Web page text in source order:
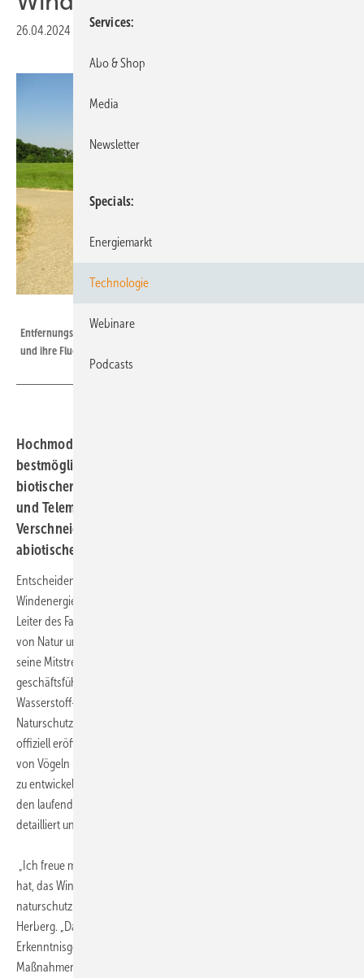
26.04.2024 Druckvorschau
Entfernungsmessgerät: Mit dem Laser-Range-Finder können Vögel verfolgt
und ihre Flugbahnen aufgezeichnet werden.
Hochmoderne Messinstrumente ermöglichen
bestmöglichen Erkenntnisgewinn durch Auswertung
biotischer Erfassungen untereinander wie etwa Radar
und Telemetrie als auch durch zielgerichtete
Verschneidung dieser ökologischen Daten mit den
abiotischen Messdaten.
Entscheidende Erkenntnisgewinne für das bessere Miteinander von
Windenergienutzung und Artenschutz erhoffen sich Alfred Herberg,
Leiter des Fachbereichs Schutz, Entwicklung und nachhaltige Nutzung
von Natur und Landschaft im Bundesamt für Naturschutz (BfN), und
seine Mitstreiter. Er hat gerade gemeinsam mit dem
geschäftsführenden Vorstand des Zentrums für Sonnenenergie- und
Wasserstoff-Forschung Baden-Württemberg (ZSW), Frithjof Staiß, die
Naturschutzforschung am
offiziell eröffnet. Sie dient dazu, Maßnahmen zum besseren Schutz
von Vögeln und Fledermäusen beim Betrieb von Windenergieanlagen
zu entwickeln und zu testen. Dafür wird das Verhalten der Tiere an
den laufenden Windenergieanlagen mit modernsten Methoden
detailliert untersucht.
„Ich freue mich, dass das ZSW als Betreiber die Möglichkeit eröffnet
hat, das Windenergietestfeld auch für die Untersuchung
naturschutzbezogener Fragestellungen zu nutzen“, sagte Alfred
Herberg. „Das Vorhaben NatForWINSENT kann entscheidende
Erkenntnisgewinne dafür bringen, mit welchen wirksamen
Maßnahmen das Miteinander von Windenergienutzung und
Services
Abo & Shop
Media
Newsletter
Specials
Energiemarkt
Technologie
Webinare
Podcasts